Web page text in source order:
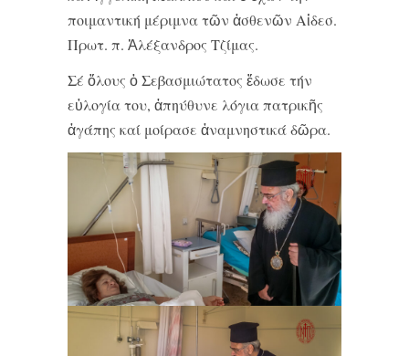
ποιμαντική μέριμνα τῶν ἀσθενῶν Αἰδεσ.
Πρωτ. π. Ἀλέξανδρος Τζίμας.
Σέ ὅλους ὁ Σεβασμιώτατος ἔδωσε τήν
εὐλογία του, ἀπηύθυνε λόγια πατρικῆς
ἀγάπης καί μοίρασε ἀναμνηστικά δῶρα.